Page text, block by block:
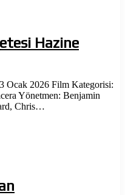
Hazine
Ocak 2026 Film Kategorisi:
Yönetmen: Benjamin
Chris…